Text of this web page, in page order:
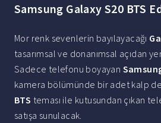
Samsung Galaxy S20 BTS
Mor renk sevenlerin bayılayacağı
tasarımsal ve donanımsal açıdan
Sadece telefonu boyayan
kamera bölümünde bir adet kalp
BTS teması ile kutusundan çıkan
satışa sunulacak.